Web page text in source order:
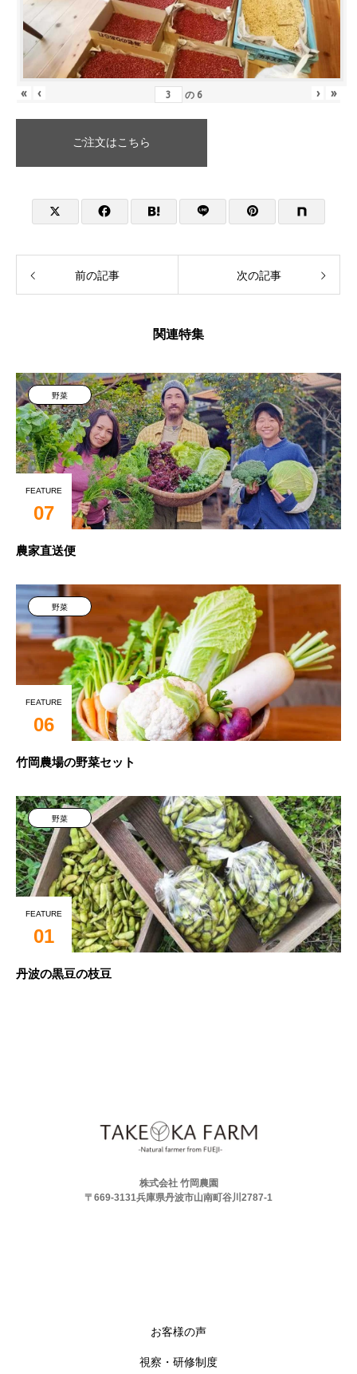
« ‹ の 6 › »
ご注文はこちら
前の記事 次の記事
関連特集
野菜
FEATURE
07
農家直送便
野菜
FEATURE
06
竹岡農場の野菜セット
野菜
FEATURE
01
丹波の黒豆の枝豆
株式会社 竹岡農園
〒669-3131兵庫県丹波市山南町谷川2787-1
お客様の声
視察・研修制度